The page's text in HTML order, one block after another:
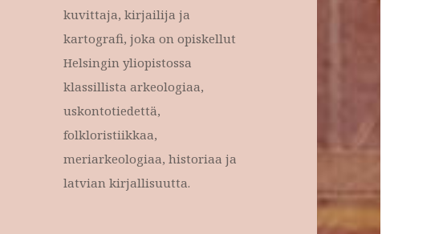
kuvittaja, kirjailija ja
kartografi, joka on opiskellut
Helsingin yliopistossa
klassillista arkeologiaa,
uskontotiedettä,
folkloristiikkaa,
meriarkeologiaa, historiaa ja
latvian kirjallisuutta.